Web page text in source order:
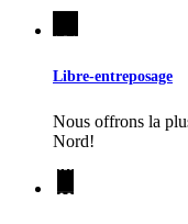
Libre-entreposage
Nous offrons la
Nord!